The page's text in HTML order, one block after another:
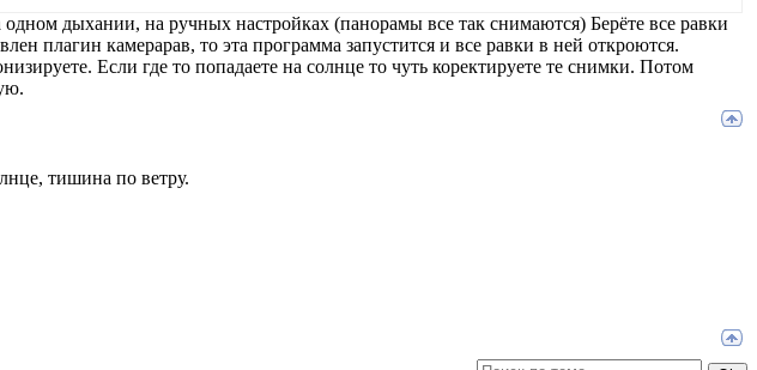
дыхании, на ручных настройках (панорамы все так снимаются) Берёте все равки
плагин камерарав, то эта программа запустится и все равки в ней откроются.
Если где то попадаете на солнце то чуть коректируете те снимки. Потом
тишина по ветру.